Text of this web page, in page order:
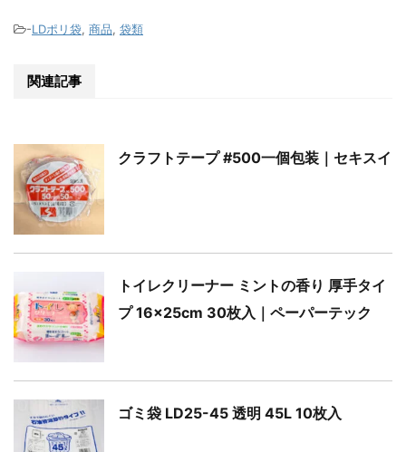
-LDポリ袋, 商品, 袋類
関連記事
クラフトテープ #500一個包装｜セキスイ
トイレクリーナー ミントの香り 厚手タイ
プ 16×25cm 30枚入｜ペーパーテック
ゴミ袋 LD25-45 透明 45L 10枚入